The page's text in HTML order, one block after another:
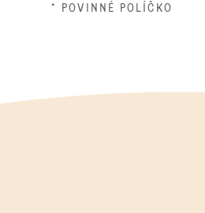
* POVINNÉ POLÍČKO